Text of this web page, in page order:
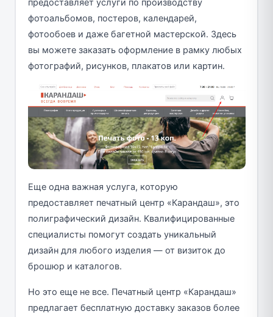
предоставляет услуги по производству
фотоальбомов, постеров, календарей,
фотообоев и даже багетной мастерской. Здесь
вы можете заказать оформление в рамку любых
фотографий, рисунков, плакатов или картин.
Еще одна важная услуга, которую
предоставляет печатный центр «Карандаш», это
полиграфический дизайн. Квалифицированные
специалисты помогут создать уникальный
дизайн для любого изделия — от визиток до
брошюр и каталогов.
Но это еще не все. Печатный центр «Карандаш»
предлагает бесплатную доставку заказов более